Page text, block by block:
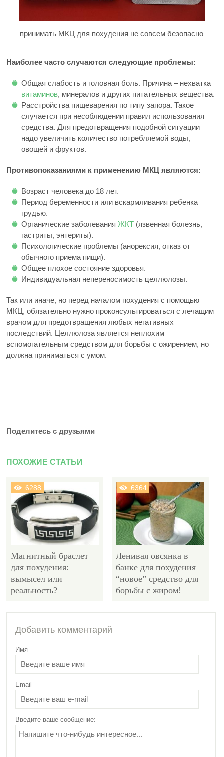
принимать МКЦ для похудения не совсем безопасно
Наиболее часто случаются следующие проблемы:
Общая слабость и головная боль. Причина – нехватка
витаминов, минералов и других питательных вещества.
Расстройства пищеварения по типу запора. Такое
случается при несоблюдении правил использования
средства. Для предотвращения подобной ситуации
надо увеличить количество потребляемой воды,
овощей и фруктов.
Противопоказаниями к применению МКЦ являются:
Возраст человека до 18 лет.
Период беременности или вскармливания ребенка
грудью.
Органические заболеванияЖКТ (язвенная болезнь,
гастриты, энтериты).
Психологические проблемы (анорексия, отказ от
обычного приема пищи).
Общее плохое состояние здоровья.
Индивидуальная непереносимость целлюлозы.
Так или иначе, но перед началом похудения с помощью
МКЦ, обязательно нужно проконсультироваться с лечащим
врачом для предотвращения любых негативных
последствий. Целлюлоза является неплохим
вспомогательным средством для борьбы с ожирением, но
должна приниматься с умом.
Поделитесь с друзьями
ПОХОЖИЕ СТАТЬИ
6288
Магнитный браслет
для похудения:
вымысел или
реальность?
6364
Ленивая овсянка в
банке для похудения –
“новое” средство для
борьбы с жиром!
Как найти мотивацию
для похудения?
Уникальные методы!?
Добавить комментарий
Имя
Email
Введите ваше сообщение: